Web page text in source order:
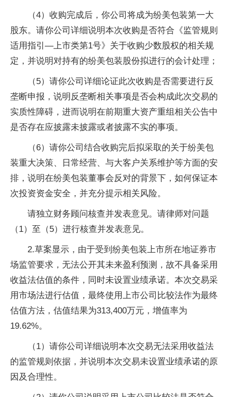
（4）收购完成后，你公司将成为纷美包装第一大
股东。请你公司详细说明本次收购是否符合《监管规则
适用指引—上市类第1号》关于收购少数股权的相关规
定，并说明对持有的纷美包装股份拟进行的会计处理；
（5）请你公司详细论证此次收购是否需要进行反
垄断申报，说明反垄断相关事项是否会构成此次交易的
实质性障碍，进而说明在前期重大资产重组相关公告中
是否存在应披露未披露或者披露不实的事项。
（6）请你公司结合收购完后拟采取的关于纷美包
装重大决策、日常经营、与大客户关系维护等方面的安
排，说明在纷美包装董事会反对的背景下，如何保证本
次投资资金安全，并充分提示相关风险。
请独立财务顾问核查并发表意见。请律师对问题
（1）至（5）进行核查并发表意见。
2.草案显示，由于受到纷美包装上市所在地证券市
场监管要求，无法公开其未来盈利预测，故不具备采用
收益法估值的条件，同时未设置业绩承诺。本次交易采
用市场法进行估值，最终使用上市公司比较法作为最终
估值方法，估值结果为313,400万元，增值率为
19.62%。
（1）请你公司详细说明本次交易无法采用收益法
的监管规则依据，并说明本次交易未设置业绩承诺的原
因及合理性。